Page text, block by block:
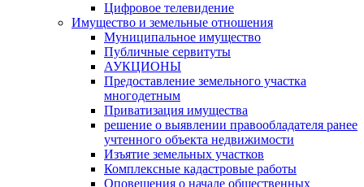
Цифровое телевидение
Имущество и земельные отношения
Муниципальное имущество
Публичные сервитуты
АУКЦИОНЫ
Предоставление земельного участка
многодетным
Приватизация имущества
решение о выявлении правообладателя ранее
учтенного объекта недвижимости
Изъятие земельных участков
Комплексные кадастровые работы
Оповещения о начале общественных